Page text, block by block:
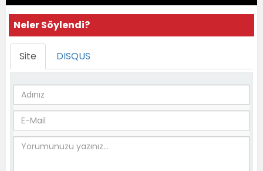
Neler Söylendi?
Site DISQUS